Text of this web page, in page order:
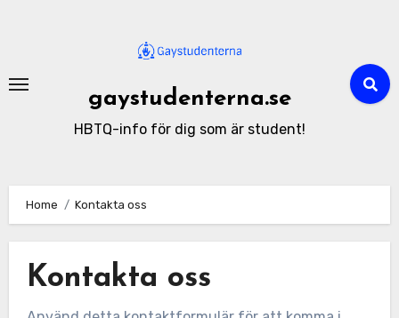
gaystudenterna.se
HBTQ-info för dig som är student!
Home Kontakta oss
Kontakta oss